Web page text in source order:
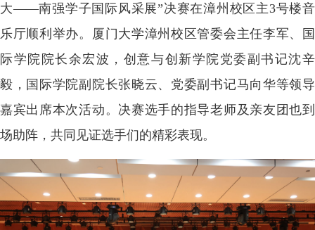
大——南强学子国际风采展”决赛在漳州校区主3号楼音
乐厅顺利举办。厦门大学漳州校区管委会主任李军、国
际学院院长余宏波，创意与创新学院党委副书记沈辛
毅，国际学院副院长张晓云、党委副书记马向华等领导
嘉宾出席本次活动。决赛选手的指导老师及亲友团也到
场助阵，共同见证选手们的精彩表现。